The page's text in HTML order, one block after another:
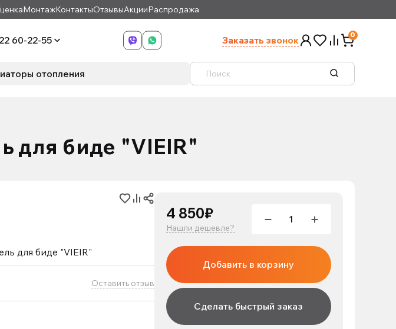
МонтажКонтактыОтзывыАкцииРаспродажа
60-22-55 Заказать звонок 0
отопления
для биде "VIEIR"
для биде "VIEIR"
Оставить отзыв
4 850₽
Нашли дешевле?
Добавить в корзину
Сделать быстрый заказ